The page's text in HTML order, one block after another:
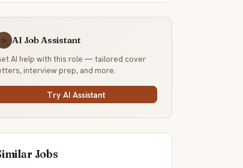
☕ AI Job Assistant
AI help with this role — tailored cover
interview prep, and more.
Try AI Assistant
Jobs